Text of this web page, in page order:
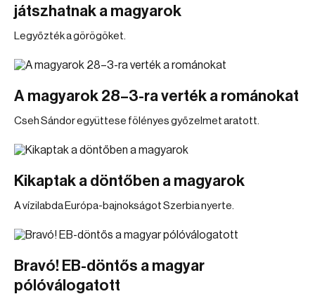
játszhatnak a magyarok
Legyőzték a görögöket.
A magyarok 28–3-ra verték a románokat
Cseh Sándor együttese fölényes győzelmet aratott.
Kikaptak a döntőben a magyarok
A vízilabda Európa-bajnokságot Szerbia nyerte.
Bravó! EB-döntős a magyar
pólóválogatott